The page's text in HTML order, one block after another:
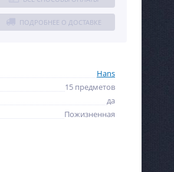
ПОДРОБНЕЕ О ДОСТАВКЕ
Hans
15 предметов
да
Пожизненная